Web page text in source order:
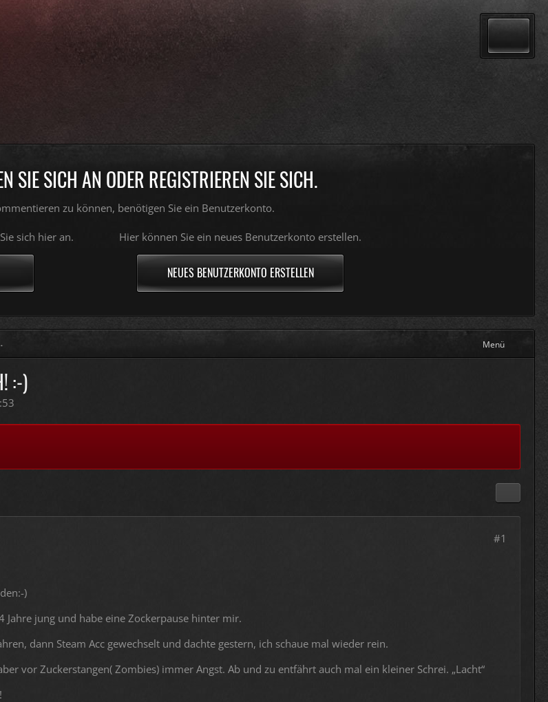
SIE SICH AN ODER REGISTRIEREN SIE SICH.
zu können, benötigen Sie ein Benutzerkonto.
sich hier an. Hier können Sie ein neues Benutzerkonto erstellen.
NEUES BENUTZERKONTO ERSTELLEN
Menü
:-)
#1
)
Jahre jung und habe eine Zockerpause hinter mir.
dann Steam Acc gewechselt und dachte gestern, ich schaue mal wieder rein.
vor Zuckerstangen( Zombies) immer Angst. Ab und zu entfährt auch mal ein kleiner Schrei. „Lacht“